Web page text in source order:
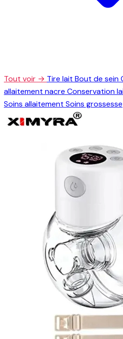
Tout voir → Tire lait Bout de sein
allaitement nacre Conservation
Soins allaitement Soins grossesse